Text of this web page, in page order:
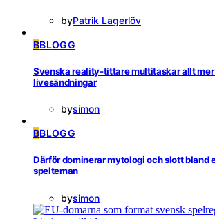
byPatrik Lagerlöv
BBLOGG
Svenska reality-tittare multitaskar allt mer
livesändningar
bysimon
BBLOGG
Därför dominerar mytologi och slott bland
spelteman
bysimon